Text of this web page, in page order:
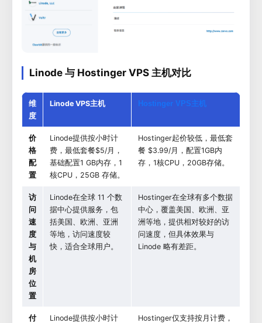
Linode 与 Hostinger VPS 主机对比
维
度
Linode VPS主机 Hostinger VPS主机
价
格
配
置
Linode提供按小时计
费，最低套餐$5/月，
基础配置1 GB内存，1
核CPU，25GB 存储。
Hostinger起价较低，最低套
餐 $3.99/月，配置1GB内
存，1核CPU，20GB存储。
访
问
速
度
与
机
房
位
置
Linode在全球 11 个数
据中心提供服务，包
括美国、欧洲、亚洲
等地，访问速度较
快，适合全球用户。
Hostinger在全球有多个数据
中心，覆盖美国、欧洲、亚
洲等地，提供相对较好的访
问速度，但具体效果与
Linode 略有差距。
付
Linode提供按小时计
Hostinger仅支持按月计费，